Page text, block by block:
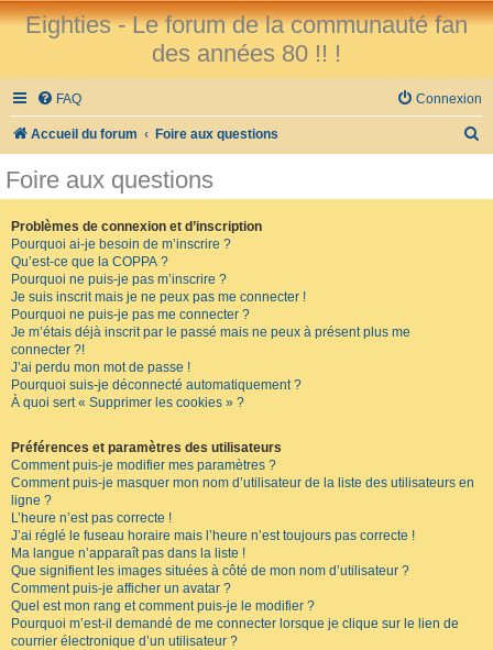
Eighties - Le forum de la communauté fan
des années 80 !! !
FAQ Connexion
Accueil du forum Foire aux questions
Foire aux questions
Problèmes de connexion et d’inscription
Pourquoi ai-je besoin de m’inscrire ?
Qu’est-ce que la COPPA ?
Pourquoi ne puis-je pas m’inscrire ?
Je suis inscrit mais je ne peux pas me connecter !
Pourquoi ne puis-je pas me connecter ?
Je m’étais déjà inscrit par le passé mais ne peux à présent plus me
connecter ?!
J’ai perdu mon mot de passe !
Pourquoi suis-je déconnecté automatiquement ?
À quoi sert « Supprimer les cookies » ?
Préférences et paramètres des utilisateurs
Comment puis-je modifier mes paramètres ?
Comment puis-je masquer mon nom d’utilisateur de la liste des utilisateurs en
ligne ?
L’heure n’est pas correcte !
J’ai réglé le fuseau horaire mais l’heure n’est toujours pas correcte !
Ma langue n’apparaît pas dans la liste !
Que signifient les images situées à côté de mon nom d’utilisateur ?
Comment puis-je afficher un avatar ?
Quel est mon rang et comment puis-je le modifier ?
Pourquoi m’est-il demandé de me connecter lorsque je clique sur le lien de
courrier électronique d’un utilisateur ?